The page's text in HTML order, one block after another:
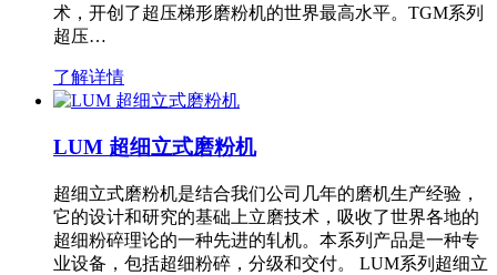
术，开创了超压梯形磨粉机的世界最高水平。TGM系列
超压…
了解详情
LUM 超细立式磨粉机
超细立式磨粉机是结合我们公司几年的磨机生产经验，
它的设计和研究的基础上立磨技术，吸收了世界各地的
超细粉碎理论的一种先进的轧机。本系列产品是一种专
业设备，包括超细粉碎，分级和交付。 LUM系列超细立